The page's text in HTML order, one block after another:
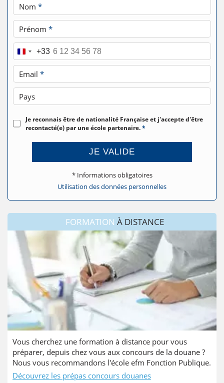
Nom *
Prénom *
Téléphone *
+33
Email *
Pays
Je reconnais être de nationalité Française et j'accepte d'être
recontacté(e) par une école partenaire.*
JE VALIDE
* Informations obligatoires
Utilisation des données personnelles
FORMATION À DISTANCE
Vous cherchez une formation à distance pour vous
préparer, depuis chez vous aux concours de la douane ?
Nous vous recommandons l'école efm Fonction Publique.
Découvrez les prépas concours douanes